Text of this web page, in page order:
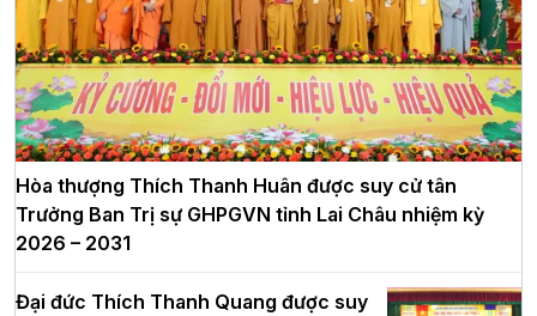
Hòa thượng Thích Thanh Huân được suy cử tân
Trưởng Ban Trị sự GHPGVN tỉnh Lai Châu nhiệm kỳ
2026 – 2031
Đại đức Thích Thanh Quang được suy